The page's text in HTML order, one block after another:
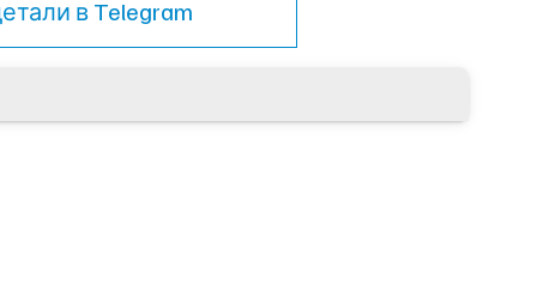
вTelegram